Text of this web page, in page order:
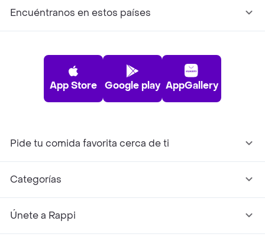
Encuéntranos en estos países
App Store Google play AppGallery
Pide tu comida favorita cerca de ti
Categorías
Únete a Rappi